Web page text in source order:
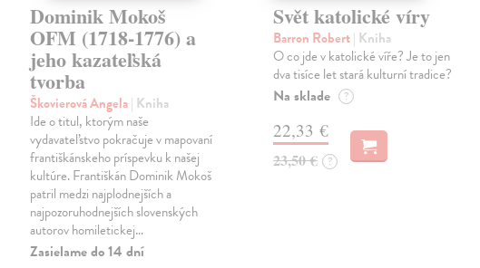
Dominik Mokoš
OFM (1718-1776) a
jeho kazateľská
tvorba
Škovierová Angela| Kniha
Ide o titul, ktorým naše
vydavateľstvo pokračuje v mapovaní
františkánskeho príspevku k našej
kultúre. Františkán Dominik Mokoš
patril medzi najplodnejších a
najpozoruhodnejších slovenských
autorov homiletickej…
Zasielame do 14 dní
Svět katolické víry
Barron Robert| Kniha
O co jde v katolické víře? Je to jen
dva tisíce let stará kulturní tradice?
Na sklade ?
22,33 €
23,50 € ?